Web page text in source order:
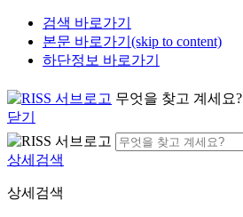
검색 바로가기
본문 바로가기(skip to content)
하단정보 바로가기
무엇을 찾고 계세요?
닫기
상세검색
상세검색